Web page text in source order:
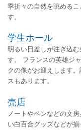
季折々の自然を眺めるこ
す。
学生ホール
明るい日差しが注ぎ込
す。 フランスの英雄ジ
クの像がお迎えします
スもあります。
売店
ノートやペンなどの文
い白百合グッズなどが揃